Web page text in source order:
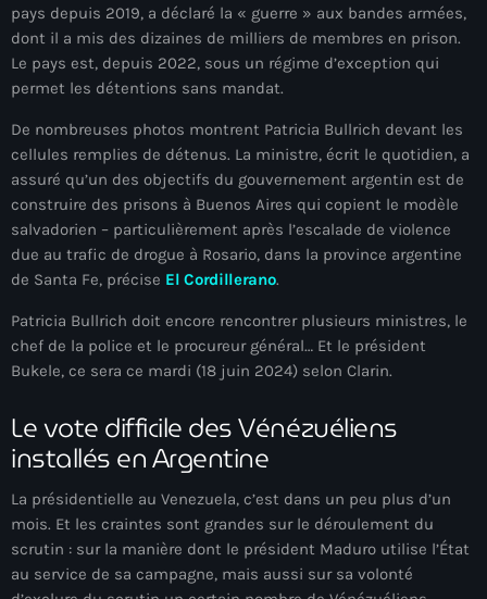
#HPK
#NouBoukeTann
#NouPaKaTannAnkò
#Woyyycolumn
1804 Renaissance
1937 parsley massacre
2024 Elections
2024 summer olympics
2026 World Cup Qualifiers
21 Nasyon
pays depuis 2019, a déclaré la « guerre » aux bandes armées,
dont il a mis des dizaines de milliers de membres en prison.
Le pays est, depuis 2022, sous un régime d’exception qui
permet les détentions sans mandat.
De nombreuses photos montrent Patricia Bullrich devant les
cellules remplies de détenus. La ministre, écrit le quotidien, a
assuré qu’un des objectifs du gouvernement argentin est de
construire des prisons à Buenos Aires qui copient le modèle
salvadorien – particulièrement après l’escalade de violence
due au trafic de drogue à Rosario, dans la province argentine
de Santa Fe, précise El Cordillerano.
Patricia Bullrich doit encore rencontrer plusieurs ministres, le
chef de la police et le procureur général… Et le président
Bukele, ce sera ce mardi (18 juin 2024) selon Clarin.
Le vote difficile des Vénézuéliens
installés en Argentine
La présidentielle au Venezuela, c’est dans un peu plus d’un
mois. Et les craintes sont grandes sur le déroulement du
scrutin : sur la manière dont le président Maduro utilise l’État
au service de sa campagne, mais aussi sur sa volonté